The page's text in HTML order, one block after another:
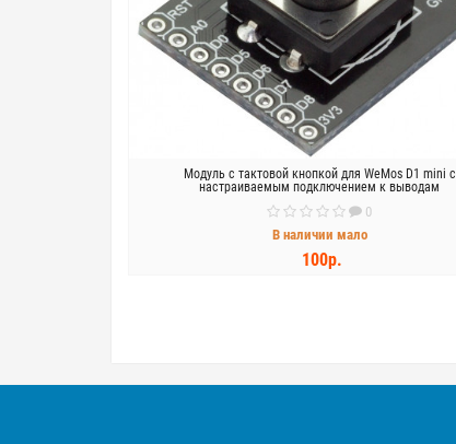
Модуль с тактовой кнопкой для WeMos D1 mini с
настраиваемым подключением к выводам
0
В наличии мало
100р.